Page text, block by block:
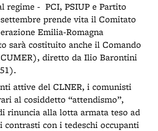
regime - PCI, PSIUP e Partito
prende vita il Comitato
Emilia-Romagna
sarà costituito anche il Comando
diretto da Ilio Barontini
attive del CLNER, i comunisti
al cosiddetto “attendismo”,
rinuncia alla lotta armata teso ad
contrasti con i tedeschi occupanti